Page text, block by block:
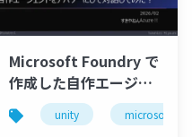
microsoftfoundry azure
Microsoft Foundry で
作成した自作エージェ
ントをアバターにして
対話してみた！
unity